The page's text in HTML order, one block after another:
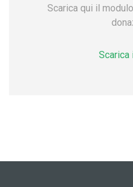
Scarica qui il
Scarica